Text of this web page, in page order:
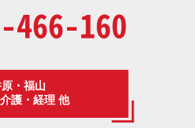
466-160
・福山
護・経理 他